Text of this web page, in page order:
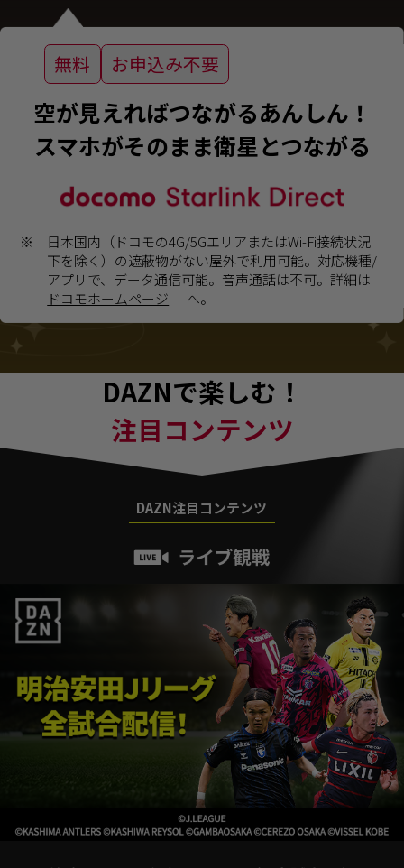
無料 お申込み不要
空が見えればつながるあんしん！
スマホがそのまま衛星とつながる
※
日本国内（ドコモの4G/5GエリアまたはWi-Fi接続状況
下を除く）の遮蔽物がない屋外で利用可能。対応機種/
アプリで、データ通信可能。音声通話は不可。詳細は
ドコモホームページ
へ。
DAZNで楽しむ！
注目コンテンツ
DAZN注目コンテンツ